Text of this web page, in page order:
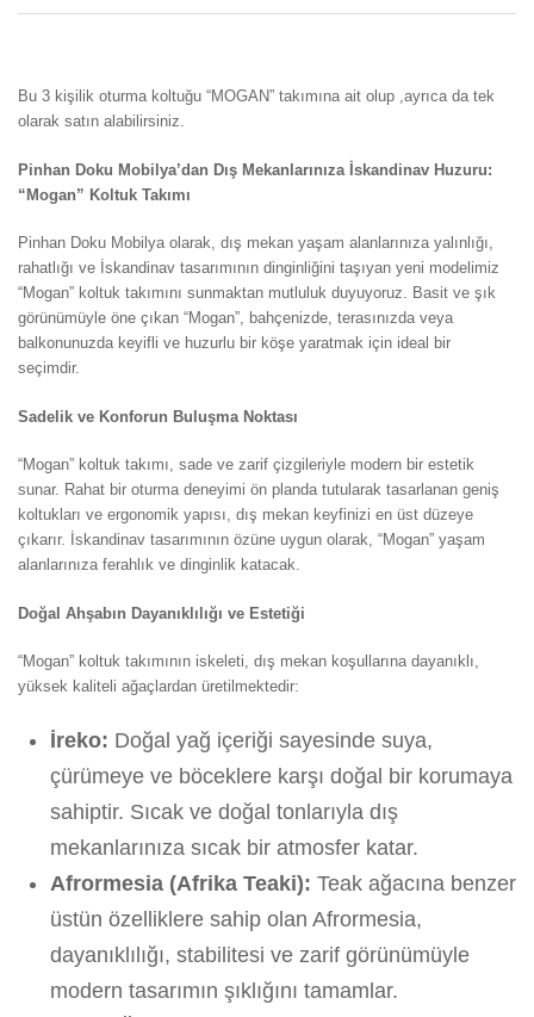
Bu 3 kişilik oturma koltuğu “MOGAN” takımına ait olup ,ayrıca da tek
olarak satın alabilirsiniz.
Pinhan Doku Mobilya’dan Dış Mekanlarınıza İskandinav Huzuru:
“Mogan” Koltuk Takımı
Pinhan Doku Mobilya olarak, dış mekan yaşam alanlarınıza yalınlığı,
rahatlığı ve İskandinav tasarımının dinginliğini taşıyan yeni modelimiz
“Mogan” koltuk takımını sunmaktan mutluluk duyuyoruz. Basit ve şık
görünümüyle öne çıkan “Mogan”, bahçenizde, terasınızda veya
balkonunuzda keyifli ve huzurlu bir köşe yaratmak için ideal bir
seçimdir.
Sadelik ve Konforun Buluşma Noktası
“Mogan” koltuk takımı, sade ve zarif çizgileriyle modern bir estetik
sunar. Rahat bir oturma deneyimi ön planda tutularak tasarlanan geniş
koltukları ve ergonomik yapısı, dış mekan keyfinizi en üst düzeye
çıkarır. İskandinav tasarımının özüne uygun olarak, “Mogan” yaşam
alanlarınıza ferahlık ve dinginlik katacak.
Doğal Ahşabın Dayanıklılığı ve Estetiği
“Mogan” koltuk takımının iskeleti, dış mekan koşullarına dayanıklı,
yüksek kaliteli ağaçlardan üretilmektedir:
İreko: Doğal yağ içeriği sayesinde suya,
çürümeye ve böceklere karşı doğal bir korumaya
sahiptir. Sıcak ve doğal tonlarıyla dış
mekanlarınıza sıcak bir atmosfer katar.
Afrormesia (Afrika Teaki): Teak ağacına benzer
üstün özelliklere sahip olan Afrormesia,
dayanıklılığı, stabilitesi ve zarif görünümüyle
modern tasarımın şıklığını tamamlar.